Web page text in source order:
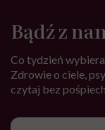
Bądź z
Co tydzień
Zdrowie o ciele,
czytaj bez
Adres